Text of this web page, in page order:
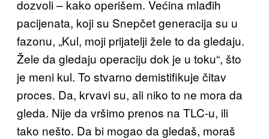
dozvoli – kako operišem. Većina mlađih
pacijenata, koji su Snepčet generacija su u
fazonu, „Kul, moji prijatelji žele to da gledaju.
Žele da gledaju operaciju dok je u toku“, što
je meni kul. To stvarno demistifikuje čitav
proces. Da, krvavi su, ali niko to ne mora da
gleda. Nije da vršimo prenos na TLC-u, ili
tako nešto. Da bi mogao da gledaš, moraš